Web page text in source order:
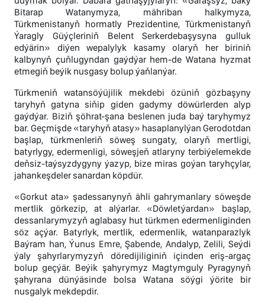
Bitarap Watanymyza, mähriban halkymyza,
Türkmenistanyň hormatly Prezidentine, Türkmenistanyň
Ýaragly Güýçleriniň Belent Serkerdebaşysyna gulluk
edýärin» diýen wepalylyk kasamy olaryň her biriniň
kalbynyň çuňlugyndan gaýdýar hem-de Watana hyzmat
etmegiň beýik nusgasy bolup ýaňlanýar.
Türkmeniň watansöýüjilik mekdebi özüniň gözbaşyny
taryhyň gatyna siňip giden gadymy döwürlerden alyp
gaýdýar. Biziň şöhrat-şana beslenen juda baý taryhymyz
bar. Geçmişde «taryhyň atasy» hasaplanylýan Gerodotdan
başlap, türkmenleriň söweş sungaty, olaryň mertligi,
batyrlygy, edermenligi, söweşjeň atlaryny terbiýelemekde
deňsiz-taýsyzdygyny ýazyp, bize miras goýan taryhçylar,
jahankeşdeler sanardan köpdür.
«Gorkut ata» şadessanynyň ähli gahrymanlary söweşde
mertlik görkezip, at alýarlar. «Döwletýardan» başlap,
dessanlarymyzyň aglabasy hut türkmen edermenliginden
söz açýar. Batyrlyk, mertlik, edermenlik, watanparazlyk
Baýram han, Ýunus Emre, Şabende, Andalyp, Zelili, Seýdi
ýaly şahyrlarymyzyň döredijiliginiň içinden eriş-argaç
bolup geçýär. Beýik şahyrymyz Magtymguly Pyragynyň
şahyrana dünýäsinde bolsa Watana söýgi ýörite bir
nusgalyk mekdepdir.